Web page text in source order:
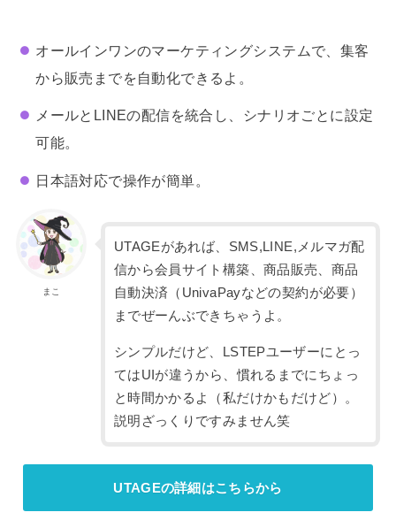
オールインワンのマーケティングシステムで、集客
から販売までを自動化できるよ。
メールとLINEの配信を統合し、シナリオごとに設定
可能。
日本語対応で操作が簡単。
まこ
UTAGEがあれば、SMS,LINE,メルマガ配
信から会員サイト構築、商品販売、商品
自動決済（UnivaPayなどの契約が必要）
までぜーんぶできちゃうよ。
シンプルだけど、LSTEPユーザーにとっ
てはUIが違うから、慣れるまでにちょっ
と時間かかるよ（私だけかもだけど）。
説明ざっくりですみません笑
UTAGEの詳細はこちらから